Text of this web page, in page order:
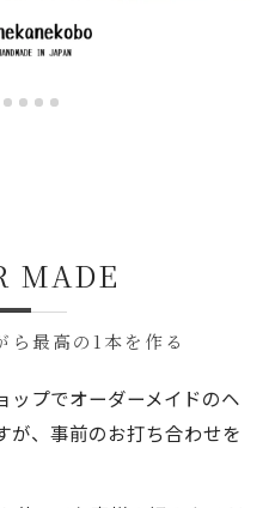
MADE
ら最高の1本を作る
ップでオーダーメイドのヘ
が、事前のお打ち合わせを